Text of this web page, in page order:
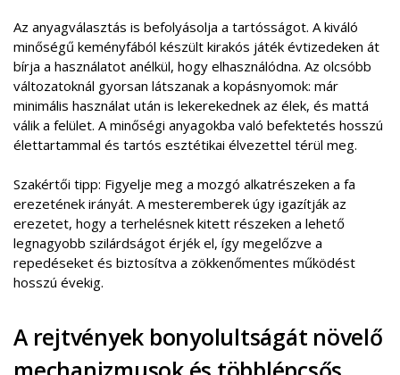
Az anyagválasztás is befolyásolja a tartósságot. A kiváló
minőségű keményfából készült kirakós játék évtizedeken át
bírja a használatot anélkül, hogy elhasználódna. Az olcsóbb
változatoknál gyorsan látszanak a kopásnyomok: már
minimális használat után is lekerekednek az élek, és mattá
válik a felület. A minőségi anyagokba való befektetés hosszú
élettartammal és tartós esztétikai élvezettel térül meg.
Szakértői tipp: Figyelje meg a mozgó alkatrészeken a fa
erezetének irányát. A mesteremberek úgy igazítják az
erezetet, hogy a terhelésnek kitett részeken a lehető
legnagyobb szilárdságot érjék el, így megelőzve a
repedéseket és biztosítva a zökkenőmentes működést
hosszú évekig.
A rejtvények bonyolultságát növelő